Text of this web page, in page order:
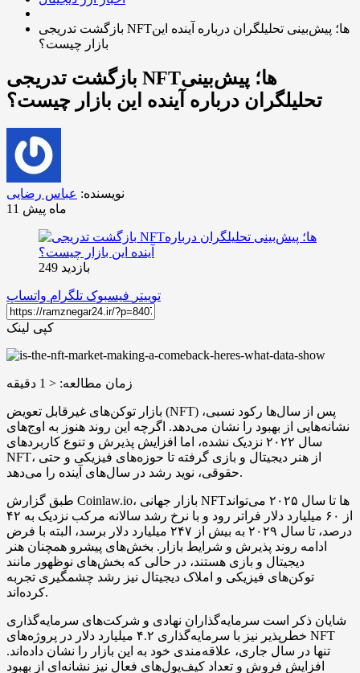
بازگشت تدریجی NFTها؛ پیش‌بینی تحلیلگران درباره آینده این
بازار چیست؟
بازگشت تدریجی NFTها؛ پیش‌بینی
تحلیلگران درباره آینده این بازار چیست؟
نویسنده: عباس رضایی
11 ماه پیش
بازدید 249
توییتر فیسبوک تلگرام واتساپ
کپی لینک
زمان مطالعه: < 1 دقیقه
بازار توکن‌های غیرقابل تعویض (NFT) پس از سال‌ها رکود نسبی،
نشانه‌هایی از بهبود را نشان می‌دهد. اگرچه این روند هنوز به اوج‌های
سال ۲۰۲۲ نزدیک نشده، اما افزایش پذیرش و تنوع کاربردهای
NFT، از هنر دیجیتال و بازی گرفته تا حوزه‌های فیزیکی و حتی
حقوقی، نوید رشد در سال‌های آینده را می‌دهد.
طبق گزارش Coinlaw.io، بازار جهانی NFTها تا سال ۲۰۲۵ می‌تواند
از ۶۰ میلیارد دلار فراتر رود و با نرخ رشد سالانه مرکب نزدیک به ۴۲
درصد، تا سال ۲۰۲۹ به بیش از ۲۴۷ میلیارد دلار برسد، البته با فرض
ادامه روند پذیرش و شرایط بازار. بخش‌های پیشرو همچنان هنر
دیجیتال و بازی هستند، در حالی که بخش‌های نوظهور مانند
توکن‌های فیزیکی و املاک دیجیتال نیز رشد چشمگیری تجربه
کرده‌اند.
شایان ذکر است سرمایه‌گذاران نهادی و شرکت‌های سرمایه‌گذاری
خطرپذیر نیز با سرمایه‌گذاری ۴.۲ میلیارد دلار در پروژه‌های NFT
تنها در سال جاری، علاقه‌مندی خود به این بازار را نشان داده‌اند.
افزایش فروش و تعداد کیف‌پول‌های فعال نیز نشانه‌ای از بهبود